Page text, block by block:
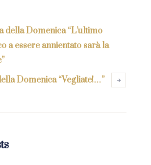
della Domenica “L’ultimo
a essere annientato sarà la
Domenica “Vegliate!…”